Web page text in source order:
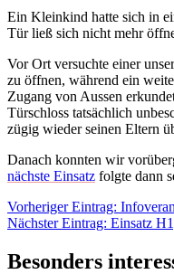
Ein Kleinkind hatte sich in
Tür ließ sich nicht mehr
Vor Ort versuchte einer
zu öffnen, während ein
Zugang von Aussen
Türschloss tatsächlich
zügig wieder seinen Eltern
Danach konnten wir
nächste Einsatz folgte dann
Vorheriger Eintrag:
Eintrag:
Nächster Eintrag: Nächster
Einsatz
Besonders